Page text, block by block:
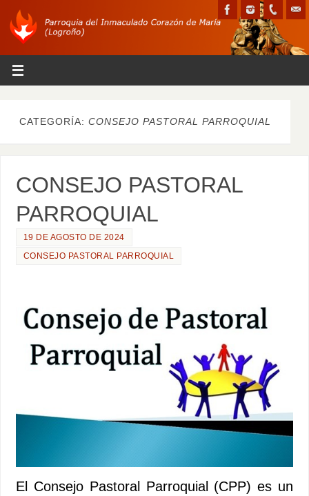
CATEGORÍA: CONSEJO PASTORAL PARROQUIAL
CONSEJO PASTORAL
PARROQUIAL
19 DE AGOSTO DE 2024
CONSEJO PASTORAL PARROQUIAL
El Consejo Pastoral Parroquial (CPP) es un